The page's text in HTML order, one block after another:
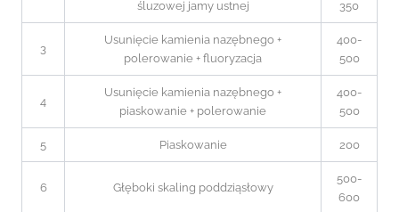
śluzowej jamy ustnej 350
3
Usunięcie kamienia nazębnego +
polerowanie + fluoryzacja
400-
500
4
Usunięcie kamienia nazębnego +
piaskowanie + polerowanie
400-
500
5 Piaskowanie 200
6 Głęboki skaling poddziąsłowy
500-
600